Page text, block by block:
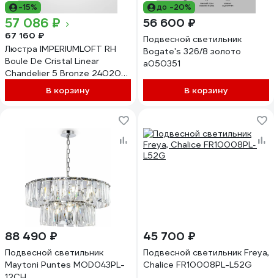
-15%
57 086 ₽
67 160 ₽
Люстра IMPERIUMLOFT RH
Boule De Cristal Linear
Chandelier 5 Bronze 240204-
В корзину
до -20%
56 600 ₽
Подвесной светильник
Bogate's 326/8 золото
a050351
В корзину
88 490 ₽
Подвесной светильник
Maytoni Puntes MOD043PL-
45 700 ₽
Подвесной светильник Freya,
Chalice FR10008PL-L52G